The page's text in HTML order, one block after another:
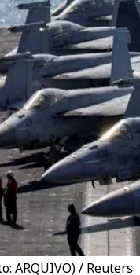
ARQUIVO) / Reuters